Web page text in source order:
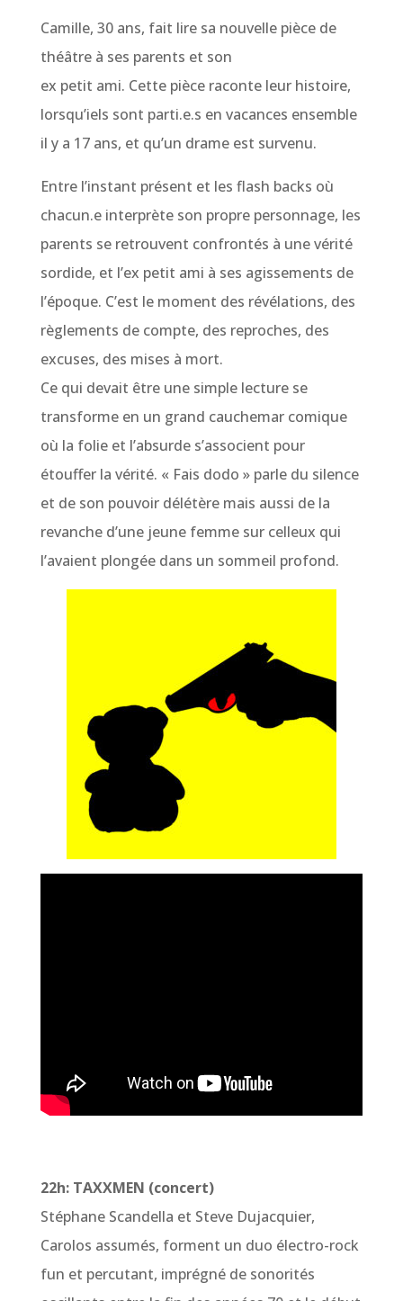
Camille, 30 ans, fait lire sa nouvelle pièce de
théâtre à ses parents et son
ex petit ami. Cette pièce raconte leur histoire,
lorsqu’iels sont parti.e.s en vacances ensemble
il y a 17 ans, et qu’un drame est survenu.
Entre l’instant présent et les flash backs où
chacun.e interprète son propre personnage, les
parents se retrouvent confrontés à une vérité
sordide, et l’ex petit ami à ses agissements de
l’époque. C’est le moment des révélations, des
règlements de compte, des reproches, des
excuses, des mises à mort.
Ce qui devait être une simple lecture se
transforme en un grand cauchemar comique
où la folie et l’absurde s’associent pour
étouffer la vérité. « Fais dodo » parle du silence
et de son pouvoir délétère mais aussi de la
revanche d’une jeune femme sur celleux qui
l’avaient plongée dans un sommeil profond.
22h: TAXXMEN (concert)
Stéphane Scandella et Steve Dujacquier,
Carolos assumés, forment un duo électro-rock
fun et percutant, imprégné de sonorités